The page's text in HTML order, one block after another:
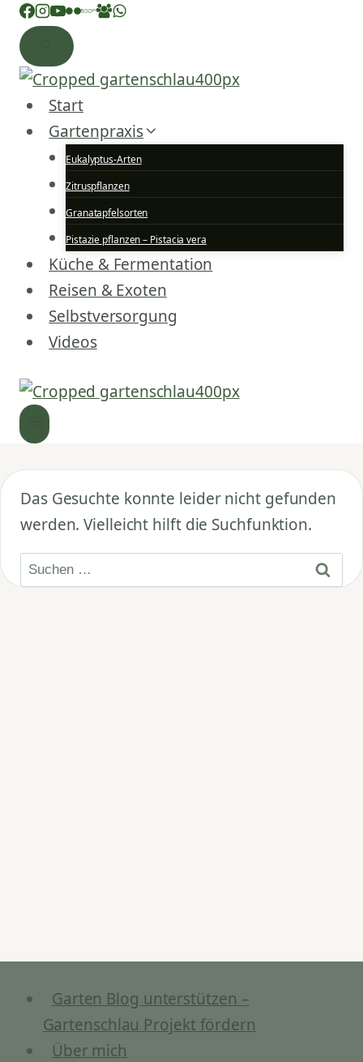
Zum
Inhalt
springen
Start
Gartenpraxis
Eukalyptus-Arten
Zitruspflanzen
Granatapfelsorten
Pistazie pflanzen – Pistacia vera
Küche & Fermentation
Reisen & Exoten
Selbstversorgung
Videos
Das Gesuchte konnte leider nicht gefunden
werden. Vielleicht hilft die Suchfunktion.
Suchen
nach:
Garten Blog unterstützen –
Gartenschlau Projekt fördern
Über mich